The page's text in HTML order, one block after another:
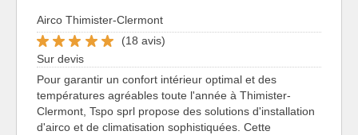
Airco Thimister-Clermont
(18 avis)
Sur devis
Pour garantir un confort intérieur optimal et des
températures agréables toute l'année à Thimister-
Clermont, Tspo sprl propose des solutions d'installation
d'airco et de climatisation sophistiquées. Cette